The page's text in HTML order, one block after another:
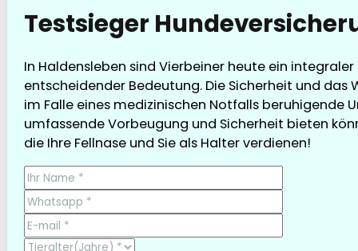
Testsieger
In Haldensleben sind Vierbeiner heute ein
entscheidender Bedeutung. Die Sicherheit und das
im Falle eines medizinischen Notfalls beruhigende
umfassende Vorbeugung und Sicherheit bieten
die Ihre Fellnase und Sie als Halter verdienen!